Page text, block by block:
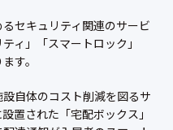
セキュリティ関連のサービ
ィ」「スマートロック」
す。
自体のコスト削減を図るサ
置された「宅配ボックス」